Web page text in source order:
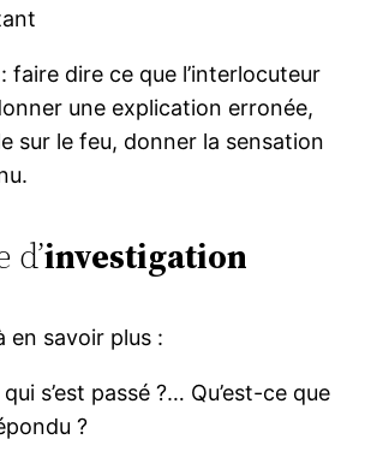
: faire dire ce que l’interlocuteur
une explication erronée,
sur le feu, donner la sensation
d’investigation
en savoir plus :
qui s’est passé ?… Qu’est-ce que
?